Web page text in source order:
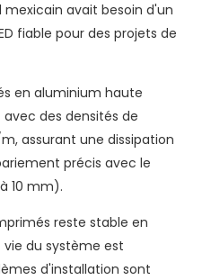
avait besoin d'un
fiable pour des projets de
en aluminium haute
des densités de
assurant une dissipation
précis avec le
10 mm).
reste stable en
vie du système est
d'installation sont